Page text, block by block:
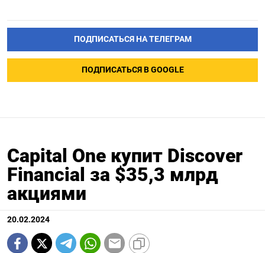
ПОДПИСАТЬСЯ НА ТЕЛЕГРАМ
ПОДПИСАТЬСЯ В GOOGLE
Capital One купит Discover
Financial за $35,3 млрд
акциями
20.02.2024